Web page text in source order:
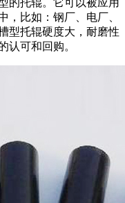
的托辊。它可以被应用
，比如：钢厂、电厂、
型托辊硬度大，耐磨性
认可和回购。